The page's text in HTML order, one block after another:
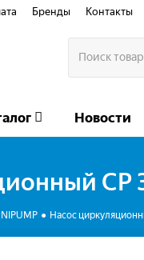
Бренды Контакты
Новости
CP
Насос